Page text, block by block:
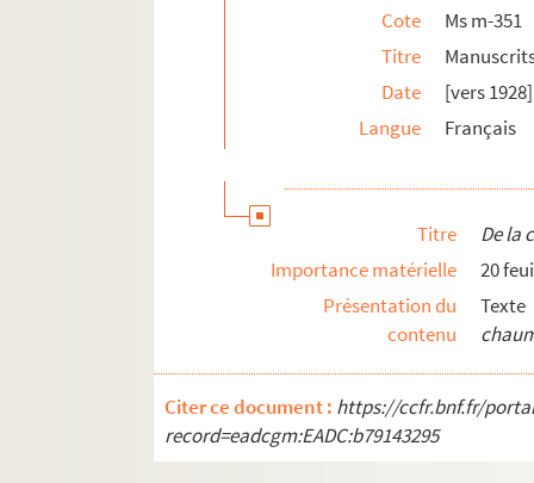
Cote
Ms m-351
Titre
Date
[vers 1928]
Langue
Français
Titre
De la
Importance matérielle
20
Présentation du
contenu
Citer ce document : https://ccfr.bnf.fr/
record=eadcgm:EADC:b79143295